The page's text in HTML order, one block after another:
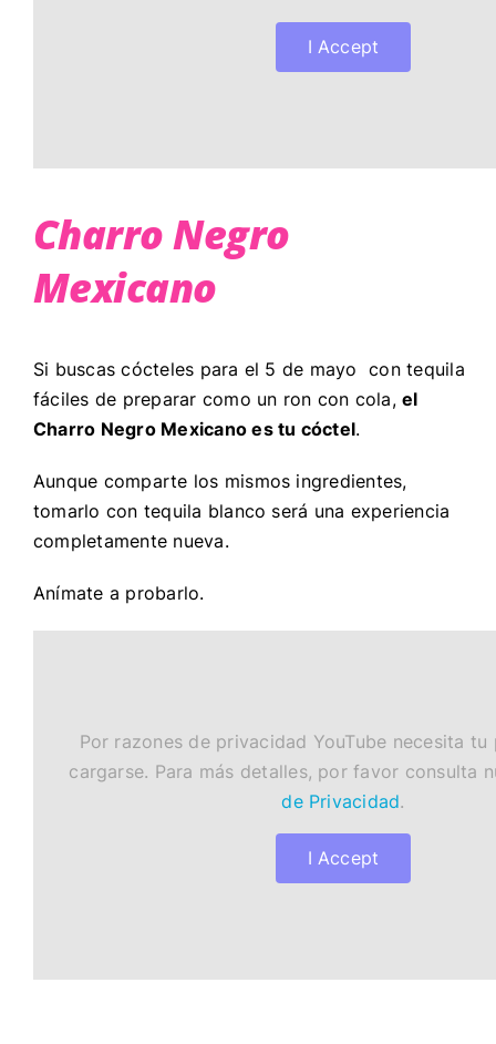
I Accept
Charro Negro
Mexicano
Si buscas cócteles para el 5 de mayo con tequila
fáciles de preparar como un ron con cola,el
Charro Negro Mexicano es tu cóctel.
Aunque comparte los mismos ingredientes,
tomarlo con tequila blanco será una experiencia
completamente nueva.
Anímate a probarlo.
Por razones de privacidad YouTube necesita tu
cargarse. Para más detalles, por favor consulta
de Privacidad.
I Accept